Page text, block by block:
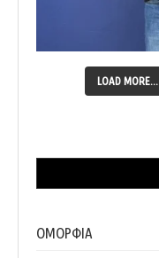
LOAD MORE...
ΟΜΟΡΦΙΑ